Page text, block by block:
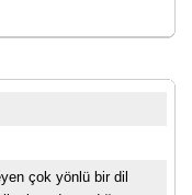
çok yönlü bir dil